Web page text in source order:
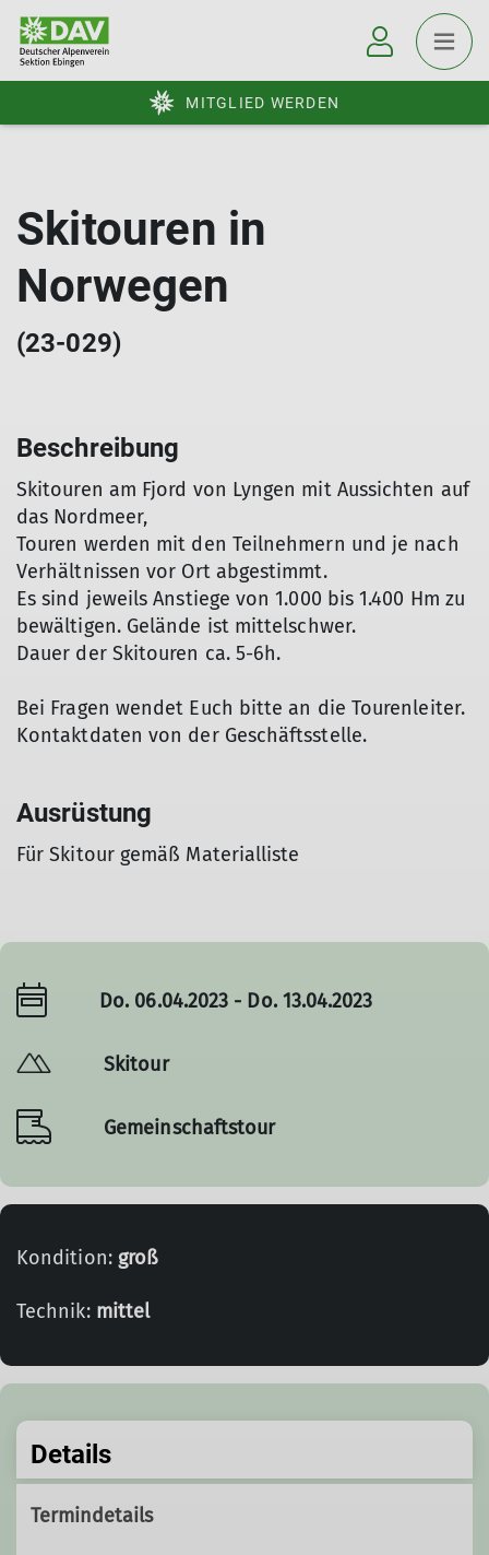
MITGLIED WERDEN
Skitouren in
Norwegen
(23-029)
Beschreibung
Skitouren am Fjord von Lyngen mit Aussichten auf
das Nordmeer,
Touren werden mit den Teilnehmern und je nach
Verhältnissen vor Ort abgestimmt.
Es sind jeweils Anstiege von 1.000 bis 1.400 Hm zu
bewältigen. Gelände ist mittelschwer.
Dauer der Skitouren ca. 5-6h.
Bei Fragen wendet Euch bitte an die Tourenleiter.
Kontaktdaten von der Geschäftsstelle.
Ausrüstung
Für Skitour gemäß Materialliste
Do. 06.04.2023 - Do. 13.04.2023
Skitour
Gemeinschaftstour
Kondition: groß
Technik: mittel
Details
Termindetails